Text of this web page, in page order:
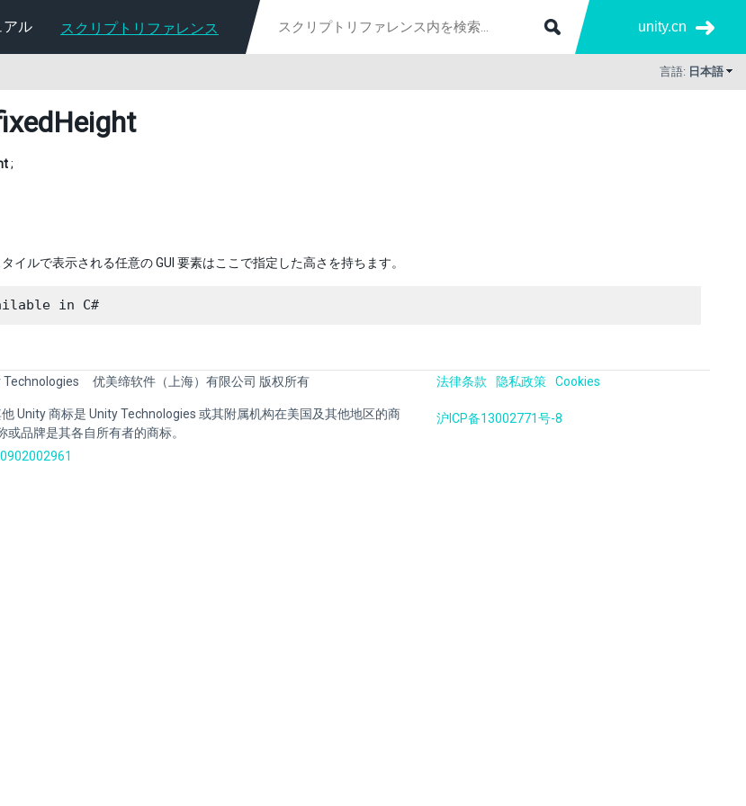
アル スクリプトリファレンス unity.cn
言語: 日本語
;
イルで表示される任意の GUI 要素はここで指定した高さを持ちます。
in C#
优美缔软件（上海）有限公司 版权所有
Unity 商标是 Unity Technologies 或其附属机构在美国及其他地区的商
品牌是其各自所有者的商标。
法律条款 隐私政策 Cookies
沪ICP备13002771号-8